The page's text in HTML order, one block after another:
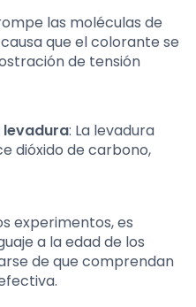
las moléculas de
que el colorante se
de tensión
levadura: La levadura
dióxido de carbono,
experimentos, es
a la edad de los
de que comprendan